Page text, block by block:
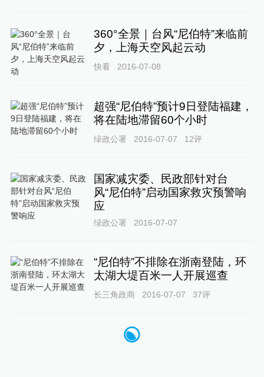
360°全景｜台风“尼伯特”来临前
夕，上海天空风起云动
快看 2016-07-08
超强“尼伯特”预计9日登陆福建，
将在陆地滞留60个小时
绿政公署 2016-07-07 12评
国家减灾委、民政部针对台
风“尼伯特”启动国家救灾预警响
应
绿政公署 2016-07-07
“尼伯特”不排除在浙南登陆，环
太湖大堤百米一人开展巡查
长三角政商 2016-07-07 37评